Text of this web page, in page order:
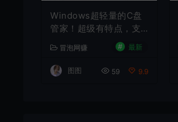
Windows超轻量的C盘
管家！超级有特点，支
持磁盘分析及清理提
醒，2M大小体积，完全
免费C盘管家
冒泡网赚 # 最新
图图 59 9.9